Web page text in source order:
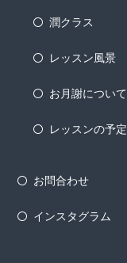
潤クラス
レッスン風景
お月謝について
レッスンの予定
お問合わせ
インスタグラム